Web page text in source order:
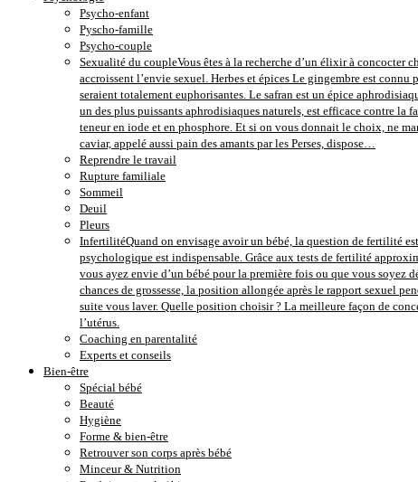
Psycho-enfant
Pyscho-famille
Psycho-couple
Sexualité du coupleVous êtes à la recherche d’un élixir à concocter
accroissent l’envie sexuel. Herbes et épices Le gingembre est
seraient totalement euphorisantes. Le safran est un épice
un des plus puissants aphrodisiaques naturels, est efficace contre la
teneur en iode et en phosphore. Et si on vous donnait le choix, ne
caviar, appelé aussi pain des amants par les Perses, dispose…
Reprendre le travail
Rupture familiale
Sommeil
Deuil
Pleurs
InfertilitéQuand on envisage avoir un bébé, la question de fertilité
psychologique est indispensable. Grâce aux tests de fertilité
vous ayez envie d’un bébé pour la première fois ou que vous soyez
chances de grossesse, la position allongée après le rapport sexuel
suite vous laver. Quelle position choisir ? La meilleure façon de
l’utérus.
Coaching en parentalité
Experts et conseils
Bien-être
Spécial bébé
Beauté
Hygiène
Forme & bien-être
Retrouver son corps après bébé
Minceur & Nutrition